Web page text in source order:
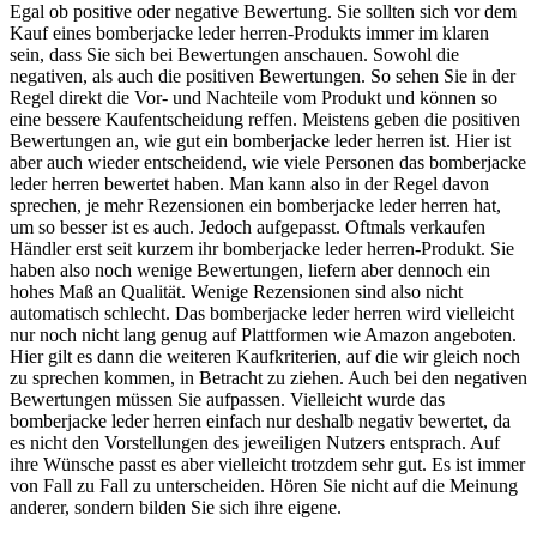
Egal ob positive oder negative Bewertung. Sie sollten sich vor dem
Kauf eines bomberjacke leder herren-Produkts immer im klaren
sein, dass Sie sich bei Bewertungen anschauen. Sowohl die
negativen, als auch die positiven Bewertungen. So sehen Sie in der
Regel direkt die Vor- und Nachteile vom Produkt und können so
eine bessere Kaufentscheidung reffen. Meistens geben die positiven
Bewertungen an, wie gut ein bomberjacke leder herren ist. Hier ist
aber auch wieder entscheidend, wie viele Personen das bomberjacke
leder herren bewertet haben. Man kann also in der Regel davon
sprechen, je mehr Rezensionen ein bomberjacke leder herren hat,
um so besser ist es auch. Jedoch aufgepasst. Oftmals verkaufen
Händler erst seit kurzem ihr bomberjacke leder herren-Produkt. Sie
haben also noch wenige Bewertungen, liefern aber dennoch ein
hohes Maß an Qualität. Wenige Rezensionen sind also nicht
automatisch schlecht. Das bomberjacke leder herren wird vielleicht
nur noch nicht lang genug auf Plattformen wie Amazon angeboten.
Hier gilt es dann die weiteren Kaufkriterien, auf die wir gleich noch
zu sprechen kommen, in Betracht zu ziehen. Auch bei den negativen
Bewertungen müssen Sie aufpassen. Vielleicht wurde das
bomberjacke leder herren einfach nur deshalb negativ bewertet, da
es nicht den Vorstellungen des jeweiligen Nutzers entsprach. Auf
ihre Wünsche passt es aber vielleicht trotzdem sehr gut. Es ist immer
von Fall zu Fall zu unterscheiden. Hören Sie nicht auf die Meinung
anderer, sondern bilden Sie sich ihre eigene.